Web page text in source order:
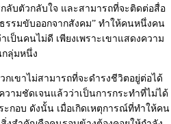
กลับตัวกลับใจ และสามารถที่จะติดต่อสื่อ
รมขับออกจากสังคม” ทำให้คนหนึ่งคน
ป็นคนไม่ดี เพียงเพราะเขาแสดงความ
ลุ่มหนึ่ง
กเขาไม่สามารถที่จะดำรงชีวิตอยู่ต่อได้
วามชัดเจนแล้วว่าเป็นการกระทำที่ไม่ได้
กอบ ดังนั้น เมื่อเกิดเหตุการณ์ที่ทำให้คน